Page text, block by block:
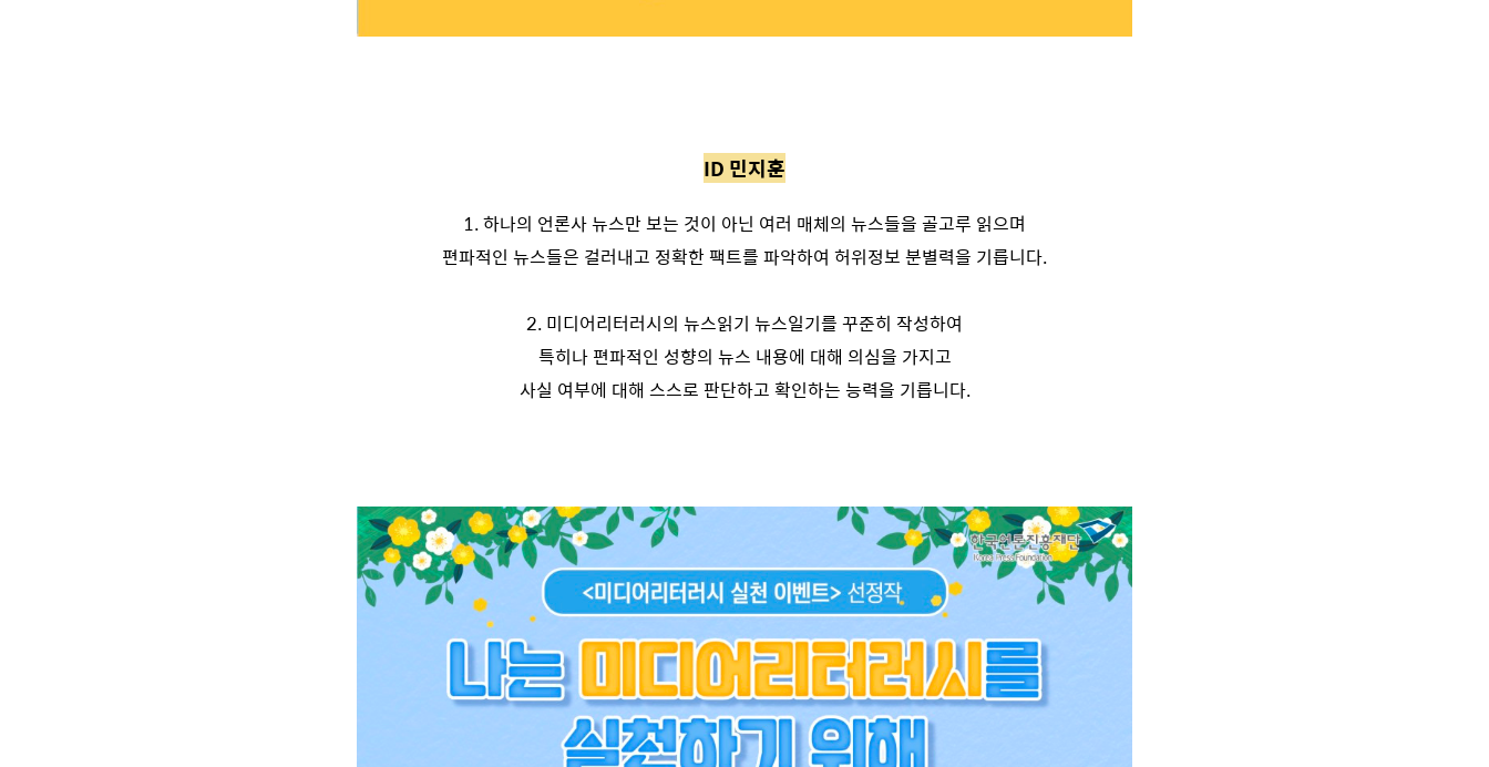
ID 민지훈
1. 하나의 언론사 뉴스만 보는 것이 아닌 여러 매체의 뉴스들을 골고루 읽으며
편파적인 뉴스들은 걸러내고 정확한 팩트를 파악하여 허위정보 분별력을 기릅니다.
2. 미디어리터러시의 뉴스읽기 뉴스일기를 꾸준히 작성하여
특히나 편파적인 성향의 뉴스 내용에 대해 의심을 가지고
사실 여부에 대해 스스로 판단하고 확인하는 능력을 기릅니다.